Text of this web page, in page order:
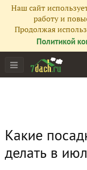
Наш сайт
работу и
Продолжая
Политикой
Какие
делать в